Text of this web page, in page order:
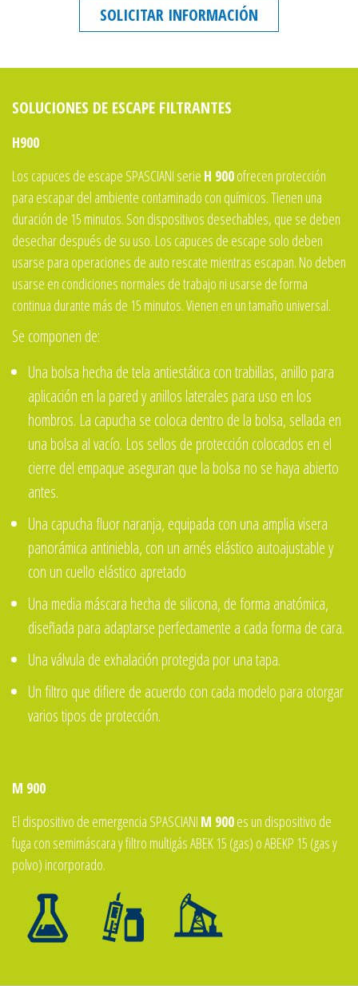
SOLICITAR INFORMACIÓN
SOLUCIONES DE ESCAPE FILTRANTES
H900
Los capuces de escape SPASCIANI serie H 900ofrecen protección
para escapar del ambiente contaminado con químicos. Tienen una
duración de 15 minutos. Son dispositivos desechables, que se deben
desechar después de su uso. Los capuces de escape solo deben
usarse para operaciones de auto rescate mientras escapan. No deben
usarse en condiciones normales de trabajo ni usarse de forma
continua durante más de 15 minutos. Vienen en un tamaño universal.
Se componen de:
Una bolsa hecha de tela antiestática con trabillas, anillo para
aplicación en la pared y anillos laterales para uso en los
hombros. La capucha se coloca dentro de la bolsa, sellada en
una bolsa al vacío. Los sellos de protección colocados en el
cierre del empaque aseguran que la bolsa no se haya abierto
antes.
Una capucha fluor naranja, equipada con una amplia visera
panorámica antiniebla, con un arnés elástico autoajustable y
con un cuello elástico apretado
Una media máscara hecha de silicona, de forma anatómica,
diseñada para adaptarse perfectamente a cada forma de cara.
Una válvula de exhalación protegida por una tapa.
Un filtro que difiere de acuerdo con cada modelo para otorgar
varios tipos de protección.
M 900
El dispositivo de emergencia SPASCIANI M 900es un dispositivo de
fuga con semimáscara y filtro multigás ABEK 15 (gas) o ABEKP 15 (gas y
polvo) incorporado.